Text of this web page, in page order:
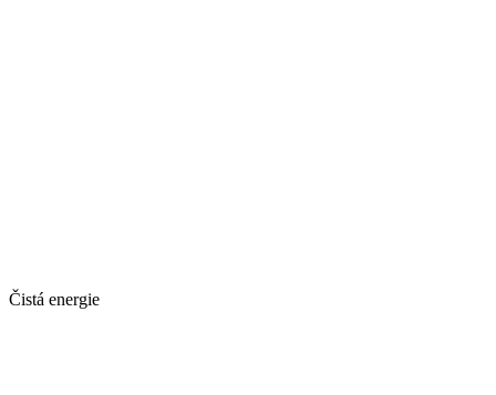
Čistá energie